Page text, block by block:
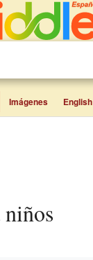
Imágenes English
niños